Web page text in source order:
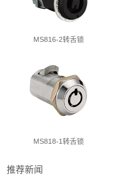
MS816-2转舌锁
MS818-1转舌锁
推荐新闻